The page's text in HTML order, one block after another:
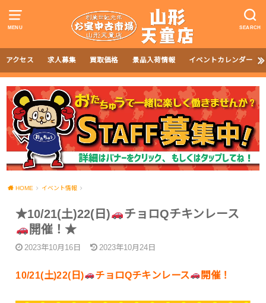
MENU SEARCH
アクセス 求人募集 買取価格 景品入荷情報 イベントカレンダー
HOME イベント情報
★10/21(土)22(日)
チョロQチキンレース
開催！★
2023年10月16日 2023年10月24日
10/21(土)22(日) チョロQチキンレース 開催！